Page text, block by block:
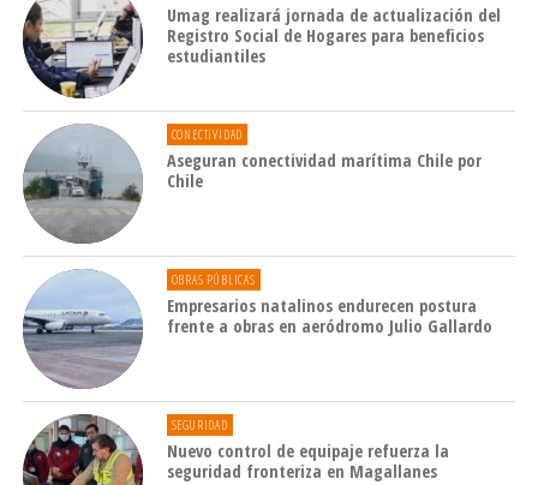
Umag realizará jornada de actualización del
Registro Social de Hogares para beneficios
estudiantiles
CONECTIVIDAD
Aseguran conectividad marítima Chile por
Chile
OBRAS PÚBLICAS
Empresarios natalinos endurecen postura
frente a obras en aeródromo Julio Gallardo
SEGURIDAD
Nuevo control de equipaje refuerza la
seguridad fronteriza en Magallanes